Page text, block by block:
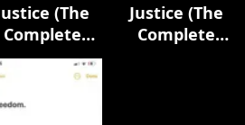
(The
Complete
Edition)
Justice (The
Complete